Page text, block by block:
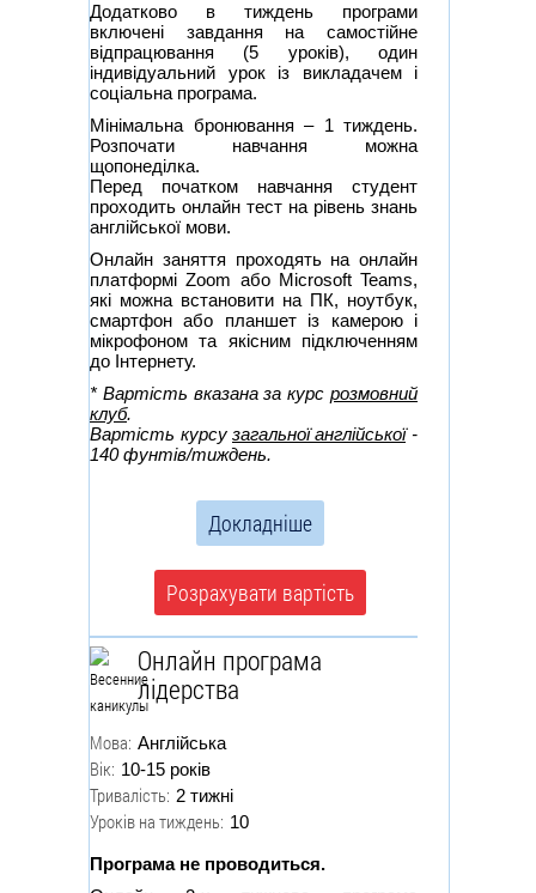
Додатково в тиждень програми
включені завдання на самостійне
відпрацювання (5 уроків), один
індивідуальний урок із викладачем і
соціальна програма.
Мінімальна бронювання – 1 тиждень.
Розпочати навчання можна
щопонеділка.
Перед початком навчання студент
проходить онлайн тест на рівень знань
англійської мови.
Онлайн заняття проходять на онлайн
платформі Zoom або Microsoft Teams,
які можна встановити на ПК, ноутбук,
смартфон або планшет із камерою і
мікрофоном та якісним підключенням
до Інтернету.
* Вартість вказана за курс розмовний
клуб.
Вартість курсу загальної англійської-
140 фунтів/тиждень.
Докладніше
Розрахувати вартість
Онлайн програма
лідерства
Мова: Англійська
Вік: 10-15 років
Тривалість: 2 тижні
Уроків на тиждень: 10
Програма не проводиться.